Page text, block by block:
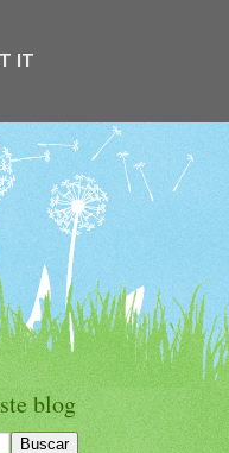
blog
IT